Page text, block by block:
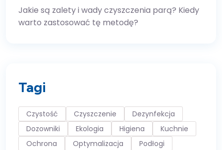
Jakie są zalety i wady czyszczenia parą? Kiedy
warto zastosować tę metodę?
Tagi
Czystość Czyszczenie
Dezynfekcja
Dozowniki
Ekologia Higiena
Kuchnie
Ochrona
Optymalizacja
Podłogi